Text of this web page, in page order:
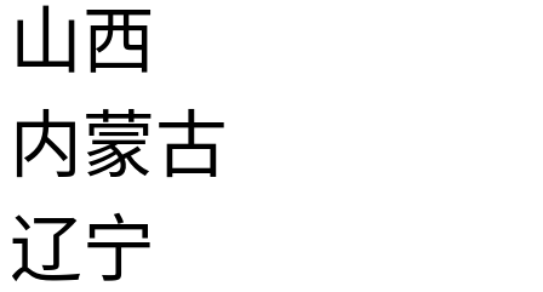
山西
内蒙古
辽宁